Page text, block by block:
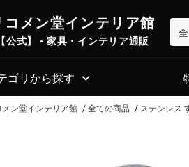
コメン堂インテリア館
【公式】 - 家具・インテリア通販
ゴリから探す
メン堂インテリア館 全ての商品 ステンレス